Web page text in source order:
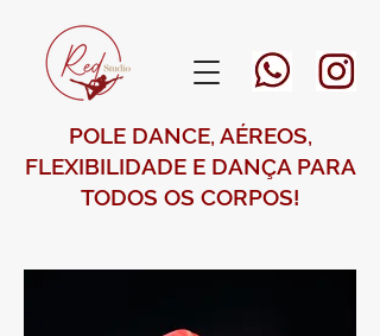
POLE DANCE, AÉREOS,
FLEXIBILIDADE E DANÇA PARA
TODOS OS CORPOS!